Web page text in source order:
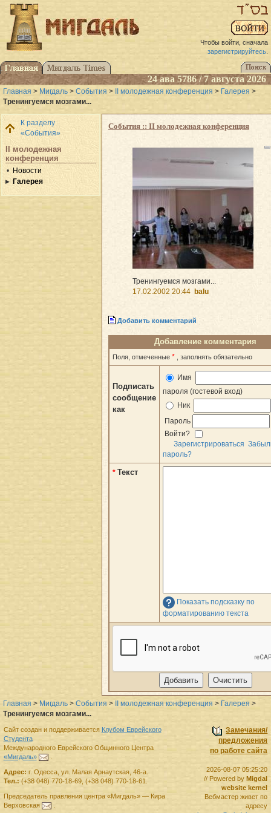
Чтобы войти, сначала
зарегистрируйтесь.
24 ава 5786 / 7 августа 2026
Главная > Мигдаль > События > II молодежная конференция > Галерея >
Тренингуемся мозгами...
К разделу
«События»
II молодежная
конференция
Новости
Галерея
События :: II молодежная конференция
Тренингуемся мозгами...
17.02.2002 20:44 balu
Добавить комментарий
Добавление комментария
Поля, отмеченные * , заполнять обязательно
Подписать
сообщение
как
Имя
пароля (гостевой вход)
Ник
Пароль
Войти?
Зарегистрироваться
пароль?
* Текст
Показать подсказку по
форматированию текста
Главная > Мигдаль > События > II молодежная конференция > Галерея >
Тренингуемся мозгами...
Замечания/
предложения
по работе сайта
2026-08-07 05:25:20
// Powered byMigdal
website kernel
Вебмастер живет по
адресу
Сайт создан и поддерживается Клубом Еврейского
Студента
Международного Еврейского Общинного Центра
«Мигдаль»
.
Адрес: г. Одесса, ул. Малая Арнаутская, 46-а.
Тел.: (+38 048) 770-18-69, (+38 048) 770-18-61
Председатель правленияцентра «Мигдаль»— Кира
Верховская
.